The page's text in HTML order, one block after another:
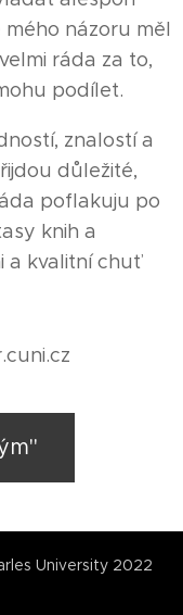
názoru měl
ráda za to,
podílet.
znalostí a
důležité,
poflakuju po
knih a
a kvalitní chuť
University 2022